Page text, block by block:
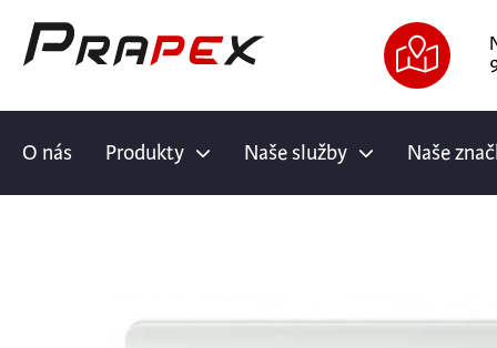
O nás Produkty Naše služby Naše